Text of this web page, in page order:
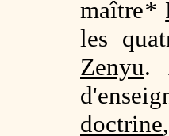
maître*
les
Zenyu.
doctrine